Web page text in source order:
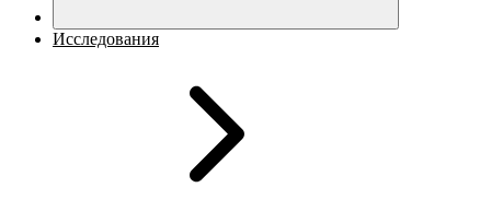
Исследования